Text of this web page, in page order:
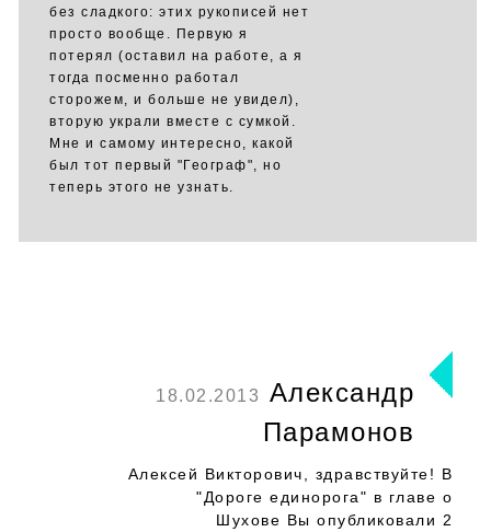
без сладкого: этих рукописей нет
просто вообще. Первую я
потерял (оставил на работе, а я
тогда посменно работал
сторожем, и больше не увидел),
вторую украли вместе с сумкой.
Мне и самому интересно, какой
был тот первый "Географ", но
теперь этого не узнать.
18.02.2013
Александр
Парамонов
Алексей Викторович, здравствуйте! В
"Дороге единорога" в главе о
Шухове Вы опубликовали 2